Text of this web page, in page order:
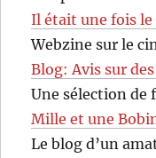
Il était une fois le
Webzine sur le
Blog: Avis sur
Une sélection de
Mille et une
Le blog d’un